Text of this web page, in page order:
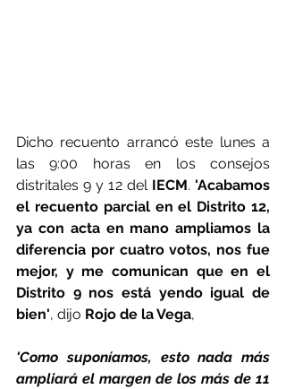
Dicho recuento arrancó este lunes a
las 9:00 horas en los consejos
distritales 9 y 12 del IECM. 'Acabamos
el recuento parcial en el Distrito 12,
ya con acta en mano ampliamos la
diferencia por cuatro votos, nos fue
mejor, y me comunican que en el
Distrito 9 nos está yendo igual de
bien', dijo Rojo de la Vega,
'Como suponíamos, esto nada más
ampliará el margen de los más de 11